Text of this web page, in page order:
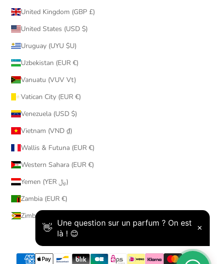
United Kingdom (GBP £)
United States (USD $)
Uruguay (UYU $U)
Uzbekistan (EUR €)
Vanuatu (VUV Vt)
Vatican City (EUR €)
Venezuela (USD $)
Vietnam (VND ₫)
Wallis & Futuna (EUR €)
Western Sahara (EUR €)
Yemen (YER ﷼)
Zambia (EUR €)